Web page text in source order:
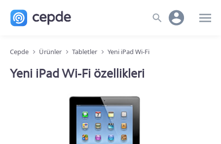
Cepde Ürünler Tabletler Yeni iPad Wi-Fi
Yeni iPad Wi-Fi özellikleri